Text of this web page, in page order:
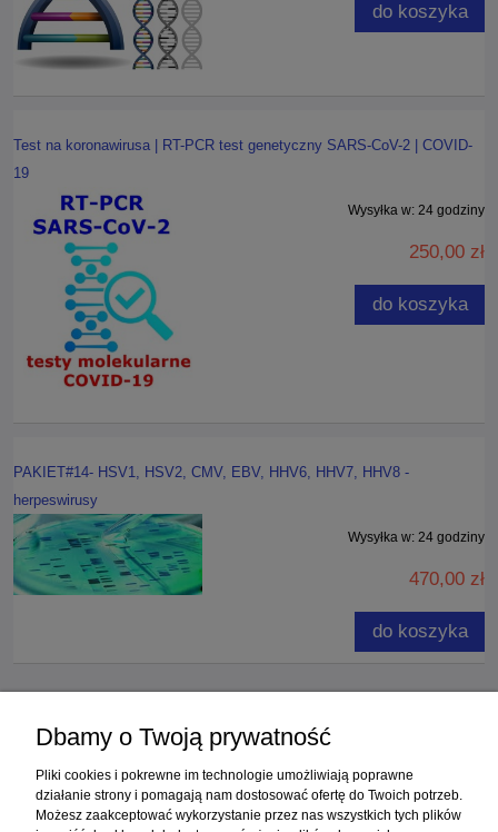
do koszyka
Test na koronawirusa | RT-PCR test genetyczny SARS-CoV-2 | COVID-
19
Wysyłka w: 24 godziny
250,00 zł
do koszyka
PAKIET#14- HSV1, HSV2, CMV, EBV, HHV6, HHV7, HHV8 -
herpeswirusy
Wysyłka w: 24 godziny
470,00 zł
do koszyka
Zakupy
Pomoc
Dbamy o Twoją prywatność
Pliki cookies i pokrewne im technologie umożliwiają poprawne
działanie strony i pomagają nam dostosować ofertę do Twoich potrzeb.
Możesz zaakceptować wykorzystanie przez nas wszystkich tych plików